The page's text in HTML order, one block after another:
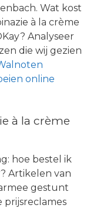
Wat kost
à la crème
Analyseer
die wij gezien
online
à la crème
hoe bestel ik
Artikelen van
gestunt
prijsreclames